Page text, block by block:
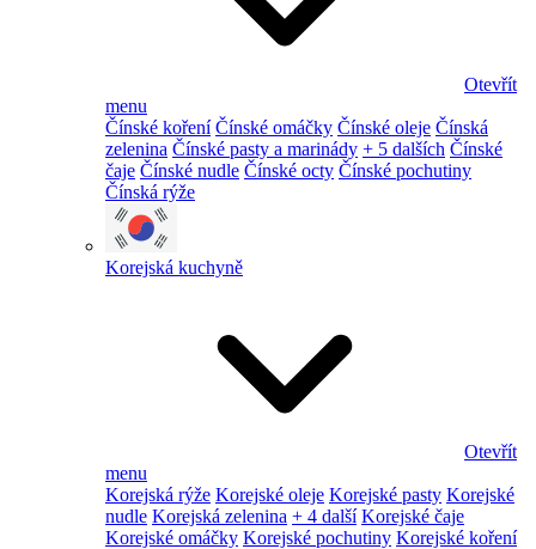
Otevřít
menu
Čínské koření Čínské omáčky Čínské oleje Čínská
zelenina Čínské pasty a marinády + 5 dalších Čínské
čaje Čínské nudle Čínské octy Čínské pochutiny
Čínská rýže
Korejská kuchyně
Otevřít
menu
Korejská rýže Korejské oleje Korejské pasty Korejské
nudle Korejská zelenina + 4 další Korejské čaje
Korejské omáčky Korejské pochutiny Korejské koření